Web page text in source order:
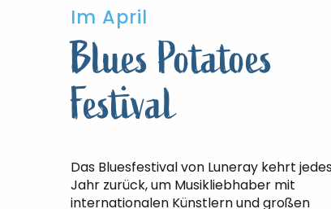
Im April
Blues Potatoes
Festival
Das Bluesfestival von Luneray kehrt
Jahr zurück, um Musikliebhaber mit
internationalen Künstlern und großen